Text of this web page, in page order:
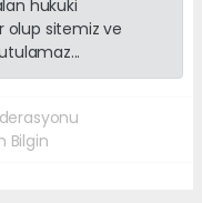
hukuki
olup sitemiz ve
Bilgin